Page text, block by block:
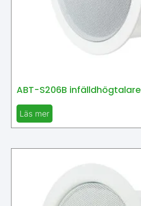
ABT-S206B infälldhögtalare
Läs mer